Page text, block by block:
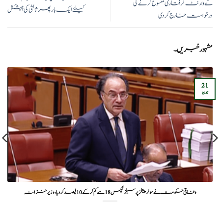
کے وارنٹ گرفتاری منسوخ کرنے کی
درخواست خارج کردی
کیلئے ایک بارپھر ثالثی کی پیشکش
مشہور خبریں۔
وفاقی حکومت نے سولر پینلز پر سیلز ٹیکس 18 سے کم کر کے 10 فیصد کر دیا، وزیر خزانہ
21
جون